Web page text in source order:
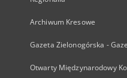
Archiwum Kresowe
Gazeta Zielonogórska -
Otwarty Międzynarodowy